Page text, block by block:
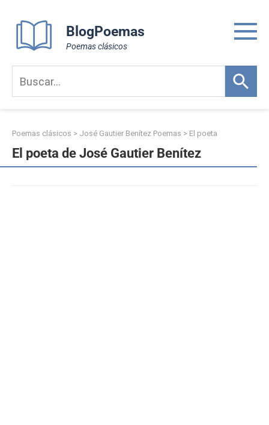
content
BlogPoemas
Poemas clásicos
Poemas clásicos > José Gautier Benítez Poemas > El poeta
El poeta de José Gautier Benítez